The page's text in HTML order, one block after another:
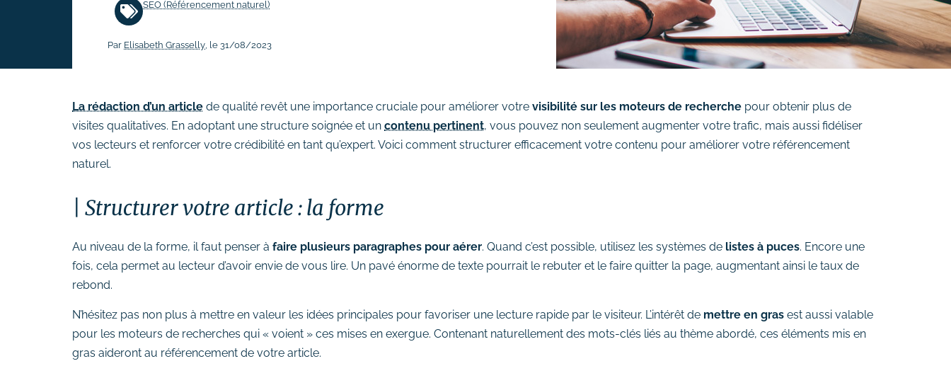
# Rédaction de contenus
Acquisition & fidélisation
# Référencement payant (SEA)
# Community management
(SMO)
# Publicité réseaux sociaux
# Emailing
# Graphisme print
# Identité visuelle
# Webdesign
Suivi des performances
Formations
SEO (Référencement naturel)
Par Elisabeth Grasselly , le 31/08/2023
La rédaction d’un article de qualité revêt une importance cruciale pour améliorer votre visibilité sur les moteurs de recherche pour obtenir plus de
visites qualitatives. En adoptant une structure soignée et un contenu pertinent, vous pouvez non seulement augmenter votre trafic, mais aussi fidéliser
vos lecteurs et renforcer votre crédibilité en tant qu’expert. Voici comment structurer efficacement votre contenu pour améliorer votre référencement
naturel.
Structurer votre article : la forme
Au niveau de la forme, il faut penser à faire plusieurs paragraphes pour aérer. Quand c’est possible, utilisez les systèmes de listes à puces. Encore une
fois, cela permet au lecteur d’avoir envie de vous lire. Un pavé énorme de texte pourrait le rebuter et le faire quitter la page, augmentant ainsi le taux de
rebond.
N’hésitez pas non plus à mettre en valeur les idées principales pour favoriser une lecture rapide par le visiteur. L’intérêt de mettre en gras est aussi valable
pour les moteurs de recherches qui « voient » ces mises en exergue. Contenant naturellement des mots-clés liés au thème abordé, ces éléments mis en
gras aideront au référencement de votre article.